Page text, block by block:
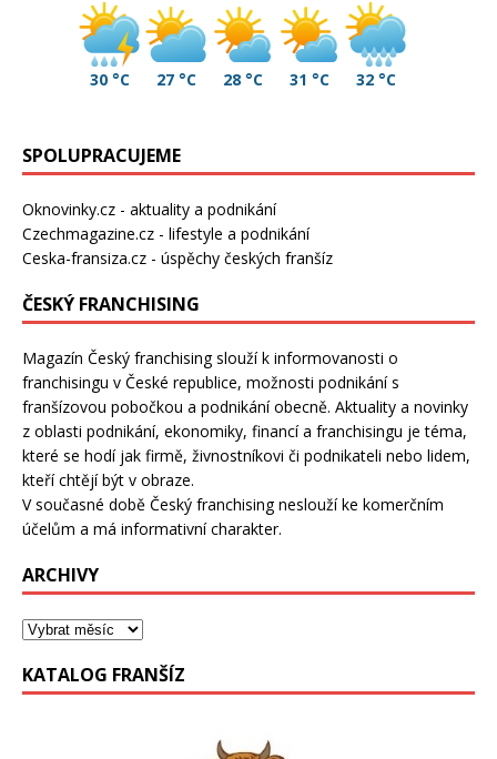
30 °C 27 °C 28 °C 31 °C 32 °C
SPOLUPRACUJEME
Oknovinky.cz - aktuality a podnikání
Czechmagazine.cz - lifestyle a podnikání
Ceska-fransiza.cz - úspěchy českých franšíz
ČESKÝ FRANCHISING
Magazín Český franchising slouží k informovanosti o
franchisingu v České republice, možnosti podnikání s
franšízovou pobočkou a podnikání obecně. Aktuality a novinky
z oblasti podnikání, ekonomiky, financí a franchisingu je téma,
které se hodí jak firmě, živnostníkovi či podnikateli nebo lidem,
kteří chtějí být v obraze.
V současné době Český franchising neslouží ke komerčním
účelům a má informativní charakter.
ARCHIVY
KATALOG FRANŠÍZ